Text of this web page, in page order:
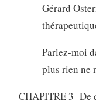
Gérard
Parlez-moi
plus rien ne
CHAPITRE 3 De